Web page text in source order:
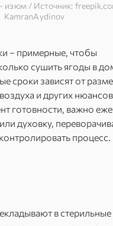
изюм / Источник:
KamranAydinov
– примерные, чтобы
сушить ягоды в
сроки зависят от
и других
готовности, важно
духовку,
процесс.
в стерильные